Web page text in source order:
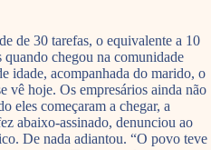
de 30 tarefas, o equivalente a 10
quando chegou na comunidade
idade, acompanhada do marido, o
vê hoje. Os empresários ainda não
eles começaram a chegar, a
abaixo-assinado, denunciou ao
De nada adiantou. “O povo teve